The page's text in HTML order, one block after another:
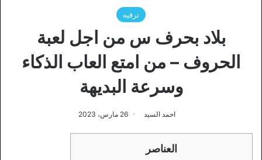
ترفيه
بلاد بحرف س من اجل لعبة
الحروف – من امتع العاب الذكاء
وسرعة البديهة
احمد السيد 26 مارس، 2023
العناصر